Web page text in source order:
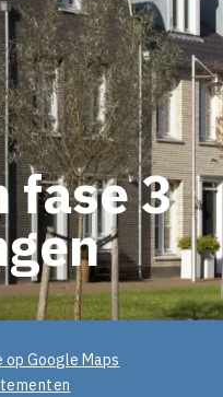
fase 3
op Google Maps